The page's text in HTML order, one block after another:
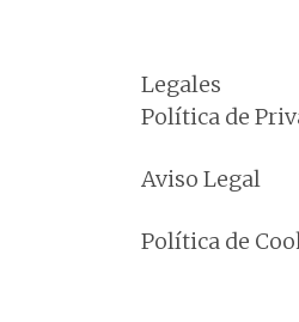
Legales
Política de
Aviso Legal
Política de